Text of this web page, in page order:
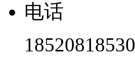
电话
18520818530